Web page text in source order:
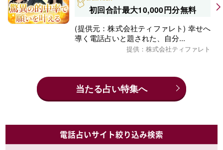
初回合計最大10,000円分無料
(提供元：株式会社ティファレト) 幸せへ
導く電話占いと題された、自分...
提供：株式会社ティファレト
当たる占い特集へ
電話占いサイト絞り込み検索